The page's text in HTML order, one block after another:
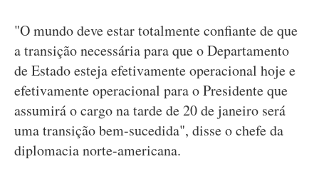
"O mundo deve estar totalmente confiante de que
a transição necessária para que o Departamento
de Estado esteja efetivamente operacional hoje e
efetivamente operacional para o Presidente que
assumirá o cargo na tarde de 20 de janeiro será
uma transição bem-sucedida", disse o chefe da
diplomacia norte-americana.